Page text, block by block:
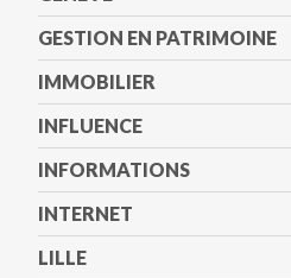
GESTION EN PATRIMOINE
IMMOBILIER
INFLUENCE
INFORMATIONS
INTERNET
LILLE